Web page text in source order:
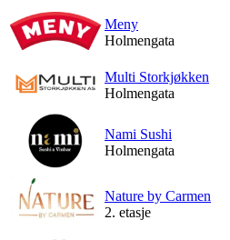
Meny
Holmengata
Multi Storkjøkken
Holmengata
Nami Sushi
Holmengata
Nature by Carmen
2. etasje